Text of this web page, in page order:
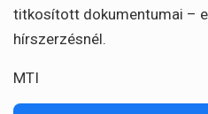
titkosított dokumentumai –
hírszerzésnél.
MTI